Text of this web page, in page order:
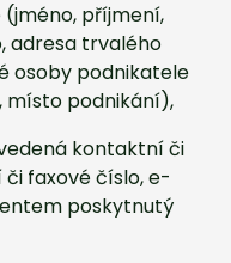
příjmení,
adresa trvalého
osoby podnikatele
místo podnikání),
kontaktní či
faxové číslo, e-
poskytnutý